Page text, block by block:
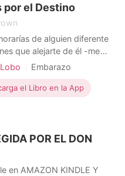
y la
por el Destino
de alguien diferente
-El amor no
hacerlo. Mi vida es
Mis padr
Embarazo
primera vista
Suerte
Príncipe
el Libro en la App
POR EL DON
en AMAZON KINDLE Y